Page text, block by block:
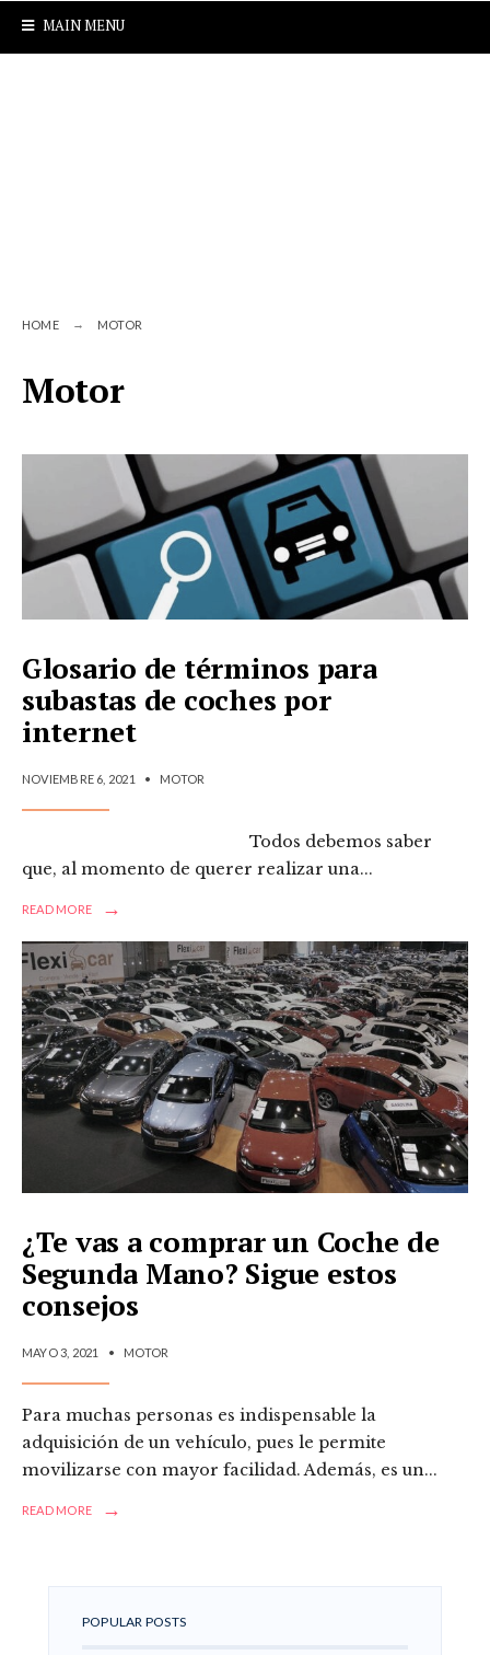
MAIN MENU
HOME MOTOR
Motor
Glosario de términos para
subastas de coches por
internet
NOVIEMBRE 6, 2021 • MOTOR
Todos debemos saber
que, al momento de querer realizar una...
READ MORE →
¿Te vas a comprar un Coche de
Segunda Mano? Sigue estos
consejos
MAYO 3, 2021 • MOTOR
Para muchas personas es indispensable la
adquisición de un vehículo, pues le permite
movilizarse con mayor facilidad. Además, es un...
READ MORE →
POPULAR POSTS